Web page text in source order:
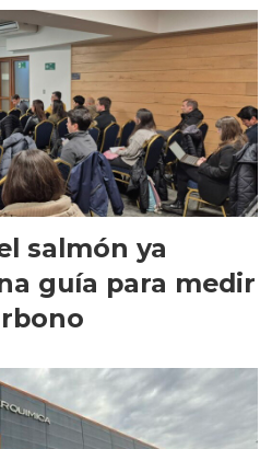
salmón ya
guía para medir